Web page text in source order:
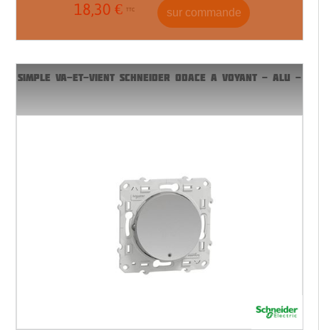
18,30 € TTC sur commande
SIMPLE VA-ET-VIENT SCHNEIDER ODACE A VOYANT - ALU -